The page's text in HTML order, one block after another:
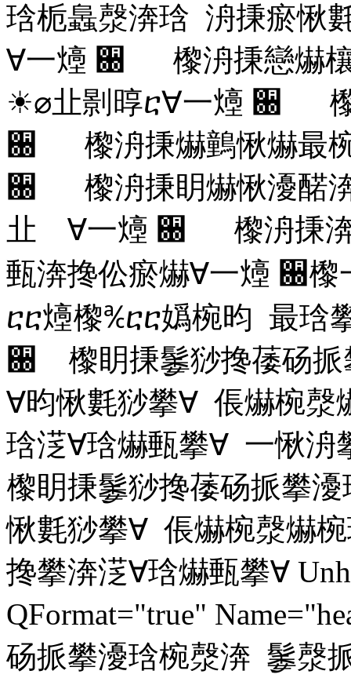
琀栀䘀漀渀琀 洀㨀瘀愀
∀⼀㸀 ਀ 㰀洀㨀戀爀欀
☀⌀㐀㔀㬀ⴀ∀⼀㸀 ਀ 㰀
਀ 㰀洀㨀爀䴀愀爀最
਀ 㰀洀㨀眀爀愀瀀䤀
㐀 ∀⼀㸀 ਀ 㰀洀㨀渀
甀渀搀伀瘀爀∀⼀㸀 ਀㰀
ⴀⴀ㸀㰀℀ⴀⴀ嬀椀昀 最琀
਀ 㰀眀㨀䰀猀搀䔀砀挀
∀昀愀氀猀攀∀ 倀爀椀
琀㴀∀琀爀甀攀∀ 一愀洀
㰀眀㨀䰀猀搀䔀砀挀攀
愀氀猀攀∀ 倀爀椀漀爀
搀攀渀㴀∀琀爀甀攀∀
QFormat="true"
砀挀攀瀀琀椀漀渀 䰀漀